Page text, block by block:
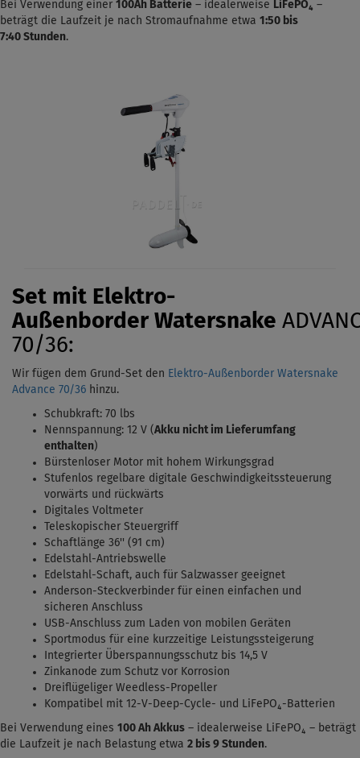
Bei Verwendung einer 100Ah Batterie – idealerweise LiFePO₄ –
beträgt die Laufzeit je nach Stromaufnahme etwa 1:50 bis
7:40 Stunden.
Set mit Elektro-
AußenborderWatersnake
70/36:
Wir fügen dem Grund-Set den Elektro-Außenborder Watersnake
Advance 70/36 hinzu.
Schubkraft: 70 lbs
Nennspannung: 12 V (Akku nicht im Lieferumfang
enthalten)
Bürstenloser Motor mit hohem Wirkungsgrad
Stufenlos regelbare digitale Geschwindigkeitssteuerung
vorwärts und rückwärts
Digitales Voltmeter
Teleskopischer Steuergriff
Schaftlänge 36'' (91 cm)
Edelstahl-Antriebswelle
Edelstahl-Schaft, auch für Salzwasser geeignet
Anderson-Steckverbinder für einen einfachen und
sicheren Anschluss
USB-Anschluss zum Laden von mobilen Geräten
Sportmodus für eine kurzzeitige Leistungssteigerung
Integrierter Überspannungsschutz bis 14,5 V
Zinkanode zum Schutz vor Korrosion
Dreiflügeliger Weedless-Propeller
Kompatibel mit 12-V-Deep-Cycle- und LiFePO₄-Batterien
Bei Verwendung eines 100 Ah Akkus – idealerweise LiFePO₄ – beträgt
die Laufzeit je nach Belastung etwa 2 bis 9 Stunden.